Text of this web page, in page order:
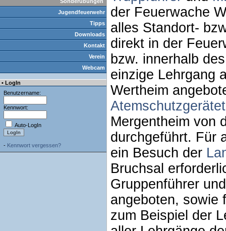
Jugendfeuerwehr
Tipps
Downloads
Kontakt
Verein
Webcam
• LogIn
Benutzername:
Kennwort:
Auto-LogIn
- Kennwort vergessen?
der Feuerwache
alles Standort-
direkt in der
bzw. innerhalb
einzige Lehrgang
Wertheim
Mergentheim von
durchgeführt. Für
ein Besuch der
Bruchsal
Gruppenführer
angeboten, sowie
zum Beispiel der